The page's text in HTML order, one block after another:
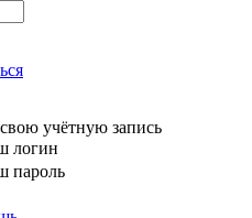
учётную запись
логин
пароль